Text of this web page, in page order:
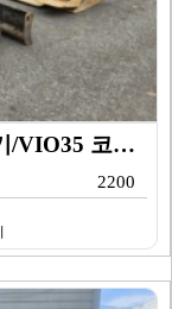
얀마/굴삭기/얀마 3.5톤 미니굴삭기/VIO35 코끼리…
2200